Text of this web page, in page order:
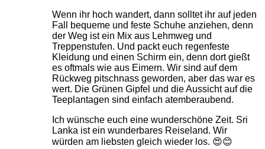
Wenn ihr hoch wandert, dann solltet ihr auf jeden
Fall bequeme und feste Schuhe anziehen, denn
der Weg ist ein Mix aus Lehmweg und
Treppenstufen. Und packt euch regenfeste
Kleidung und einen Schirm ein, denn dort gießt
es oftmals wie aus Eimern. Wir sind auf dem
Rückweg pitschnass geworden, aber das war es
wert. Die Grünen Gipfel und die Aussicht auf die
Teeplantagen sind einfach atemberaubend.
Ich wünsche euch eine wunderschöne Zeit. Sri
Lanka ist ein wunderbares Reiseland. Wir
würden am liebsten gleich wieder los. 😍😊